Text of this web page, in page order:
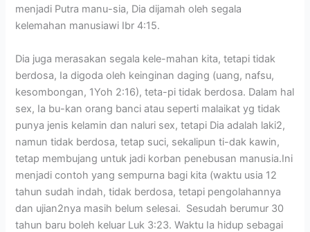
menjadi Putra manu-sia, Dia dijamah oleh segala
kelemahan manusiawi Ibr 4:15.
Dia juga merasakan segala kele-mahan kita, tetapi tidak
berdosa, Ia digoda oleh keinginan daging (uang, nafsu,
kesombongan, 1Yoh 2:16), teta-pi tidak berdosa. Dalam hal
sex, Ia bu-kan orang banci atau seperti malaikat yg tidak
punya jenis kelamin dan naluri sex, tetapi Dia adalah laki2,
namun tidak berdosa, tetap suci, sekalipun ti-dak kawin,
tetap membujang untuk jadi korban penebusan manusia.Ini
menjadi contoh yang sempurna bagi kita (waktu usia 12
tahun sudah indah, tidak berdosa, tetapi pengolahannya
dan ujian2nya masih belum selesai. Sesudah berumur 30
tahun baru boleh keluar Luk 3:23. Waktu Ia hidup sebagai